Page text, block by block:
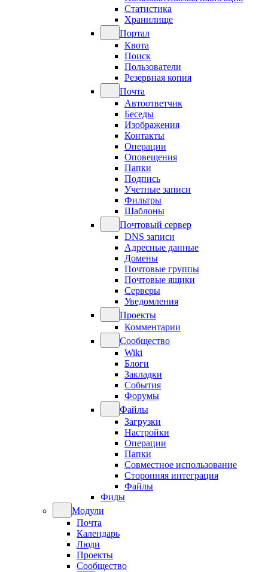
Статистика
Хранилище
Портал
Квота
Поиск
Пользователи
Резервная копия
Почта
Автоответчик
Беседы
Изображения
Контакты
Операции
Оповещения
Папки
Подпись
Учетные записи
Фильтры
Шаблоны
Почтовый сервер
DNS записи
Адресные данные
Домены
Почтовые группы
Почтовые ящики
Серверы
Уведомления
Проекты
Комментарии
Сообщество
Wiki
Блоги
Закладки
События
Форумы
Файлы
Загрузки
Настройки
Операции
Папки
Совместное использование
Сторонняя интеграция
Файлы
Фиды
Модули
Почта
Календарь
Люди
Проекты
Сообщество